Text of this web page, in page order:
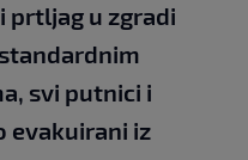
prtljag u zgradi
svi putnici i
evakuirani iz